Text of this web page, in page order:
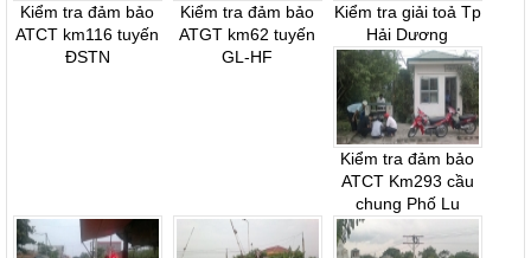
Kiểm tra đảm bảo
ATCT km116 tuyến
ĐSTN
Kiểm tra đảm bảo
ATGT km62 tuyến
GL-HF
Kiểm tra giải toả Tp
Hải Dương
Kiểm tra đảm bảo
ATCT Km293 cầu
chung Phố Lu